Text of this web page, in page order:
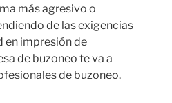
más agresivo o
de las exigencias
en impresión de
de buzoneo te va a
de buzoneo.